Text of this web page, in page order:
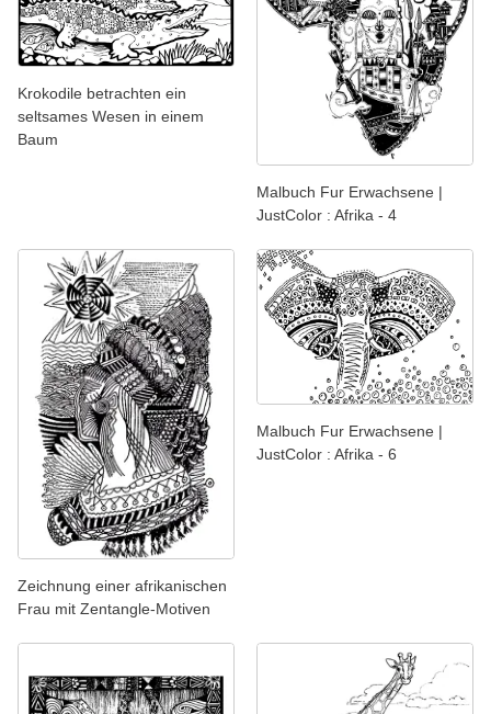
Krokodile betrachten ein
seltsames Wesen in einem
Baum
Malbuch Fur Erwachsene |
JustColor : Afrika - 4
Zeichnung einer afrikanischen
Frau mit Zentangle-Motiven
Malbuch Fur Erwachsene |
JustColor : Afrika - 6